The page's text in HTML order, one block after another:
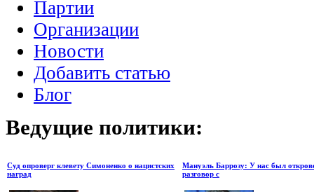
Партии
Организации
Новости
Добавить статью
Блог
Ведущие политики:
Суд опроверг клевету Симоненко о нацистских
наград
Мануэль Баррозу: У нас был
разговор с